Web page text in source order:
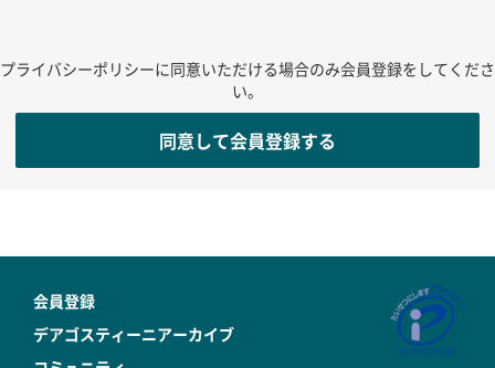
ス会社に委託しております。
個人情報のご提供はお客様の任意ですが、項目に未
記入部分がある場合、お申し込みの手続きがとれな
い場合もあります。
ブラウザの種類、アクセス日時などを記録していま
アクセスログは通常は個人を特定できる情報を含む
ものではありません。
これらのアクセスログはウェブサイトの保守管理や
プライバシーポリシーに同意いただける場合のみ会員登録をしてくださ
い。
同意して会員登録する
会員登録
デアゴスティーニアーカイブ